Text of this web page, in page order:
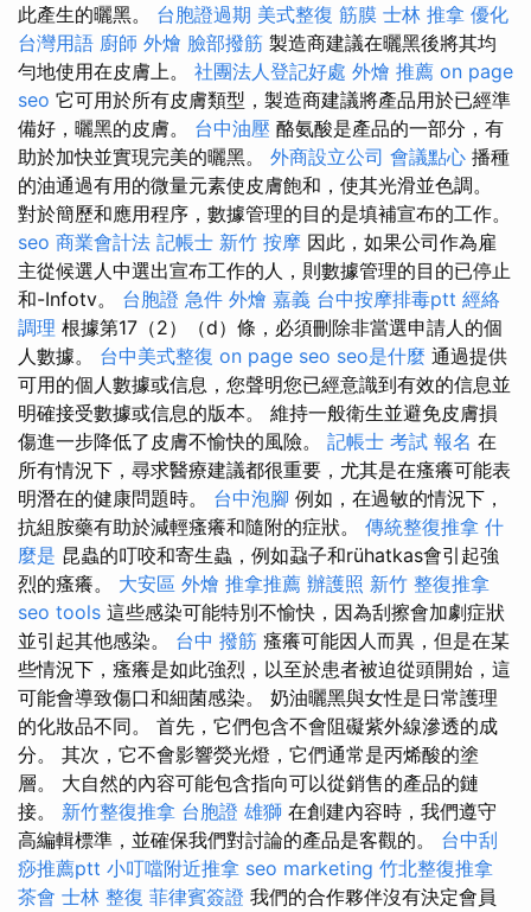
此產生的曬黑。 台胞證過期 美式整復 筋膜 士林 推拿 優化
台灣用語 廚師 外燴 臉部撥筋 製造商建議在曬黑後將其均
勻地使用在皮膚上。 社團法人登記好處 外燴 推薦 on page
seo 它可用於所有皮膚類型，製造商建議將產品用於已經準
備好，曬黑的皮膚。 台中油壓 酪氨酸是產品的一部分，有
助於加快並實現完美的曬黑。 外商設立公司 會議點心 播種
的油通過有用的微量元素使皮膚飽和，使其光滑並色調。
對於簡歷和應用程序，數據管理的目的是填補宣布的工作。
seo 商業會計法 記帳士 新竹 按摩 因此，如果公司作為雇
主從候選人中選出宣布工作的人，則數據管理的目的已停止
和-Infotv。 台胞證 急件 外燴 嘉義 台中按摩排毒ptt 經絡
調理 根據第17（2）（d）條，必須刪除非當選申請人的個
人數據。 台中美式整復 on page seo seo是什麼 通過提供
可用的個人數據或信息，您聲明您已經意識到有效的信息並
明確接受數據或信息的版本。 維持一般衛生並避免皮膚損
傷進一步降低了皮膚不愉快的風險。 記帳士 考試 報名 在
所有情況下，尋求醫療建議都很重要，尤其是在瘙癢可能表
明潛在的健康問題時。 台中泡腳 例如，在過敏的情況下，
抗組胺藥有助於減輕瘙癢和隨附的症狀。 傳統整復推拿 什
麼是 昆蟲的叮咬和寄生蟲，例如蝨子和rühatkas會引起強
烈的瘙癢。 大安區 外燴 推拿推薦 辦護照 新竹 整復推拿
seo tools 這些感染可能特別不愉快，因為刮擦會加劇症狀
並引起其他感染。 台中 撥筋 瘙癢可能因人而異，但是在某
些情況下，瘙癢是如此強烈，以至於患者被迫從頭開始，這
可能會導致傷口和細菌感染。 奶油曬黑與女性是日常護理
的化妝品不同。 首先，它們包含不會阻礙紫外線滲透的成
分。 其次，它不會影響熒光燈，它們通常是丙烯酸的塗
層。 大自然的內容可能包含指向可以從銷售的產品的鏈
接。 新竹整復推拿 台胞證 雄獅 在創建內容時，我們遵守
高編輯標準，並確保我們對討論的產品是客觀的。 台中刮
痧推薦ptt 小叮噹附近推拿 seo marketing 竹北整復推拿
茶會 士林 整復 菲律賓簽證 我們的合作夥伴沒有決定會員